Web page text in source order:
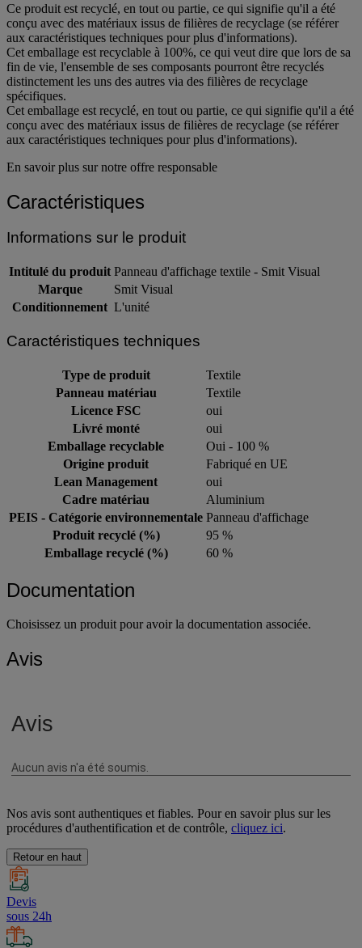
Ce produit est recyclé, en tout ou partie, ce qui signifie qu'il a été
conçu avec des matériaux issus de filières de recyclage (se référer
aux caractéristiques techniques pour plus d'informations).
Cet emballage est recyclable à 100%, ce qui veut dire que lors de sa
fin de vie, l'ensemble de ses composants pourront être recyclés
distinctement les uns des autres via des filières de recyclage
spécifiques.
Cet emballage est recyclé, en tout ou partie, ce qui signifie qu'il a été
conçu avec des matériaux issus de filières de recyclage (se référer
aux caractéristiques techniques pour plus d'informations).
En savoir plus sur notre offre responsable
Caractéristiques
Informations sur le produit
Intitulé du produit Panneau d'affichage textile - Smit Visual
Marque
Smit Visual
Conditionnement L'unité
Caractéristiques techniques
Type de produit
Textile
Panneau matériau
Textile
Licence FSC
oui
Livré monté
oui
Emballage recyclable
Oui - 100 %
Origine produit
Fabriqué en UE
Lean Management
oui
Cadre matériau
Aluminium
PEIS - Catégorie environnementale Panneau d'affichage
Produit recyclé (%)
95 %
Emballage recyclé (%)
60 %
Documentation
Choisissez un produit pour avoir la documentation associée.
Avis
Nos avis sont authentiques et fiables. Pour en savoir plus sur les
procédures d'authentification et de contrôle, cliquez ici.
Retour en haut
Devis
sous 24h